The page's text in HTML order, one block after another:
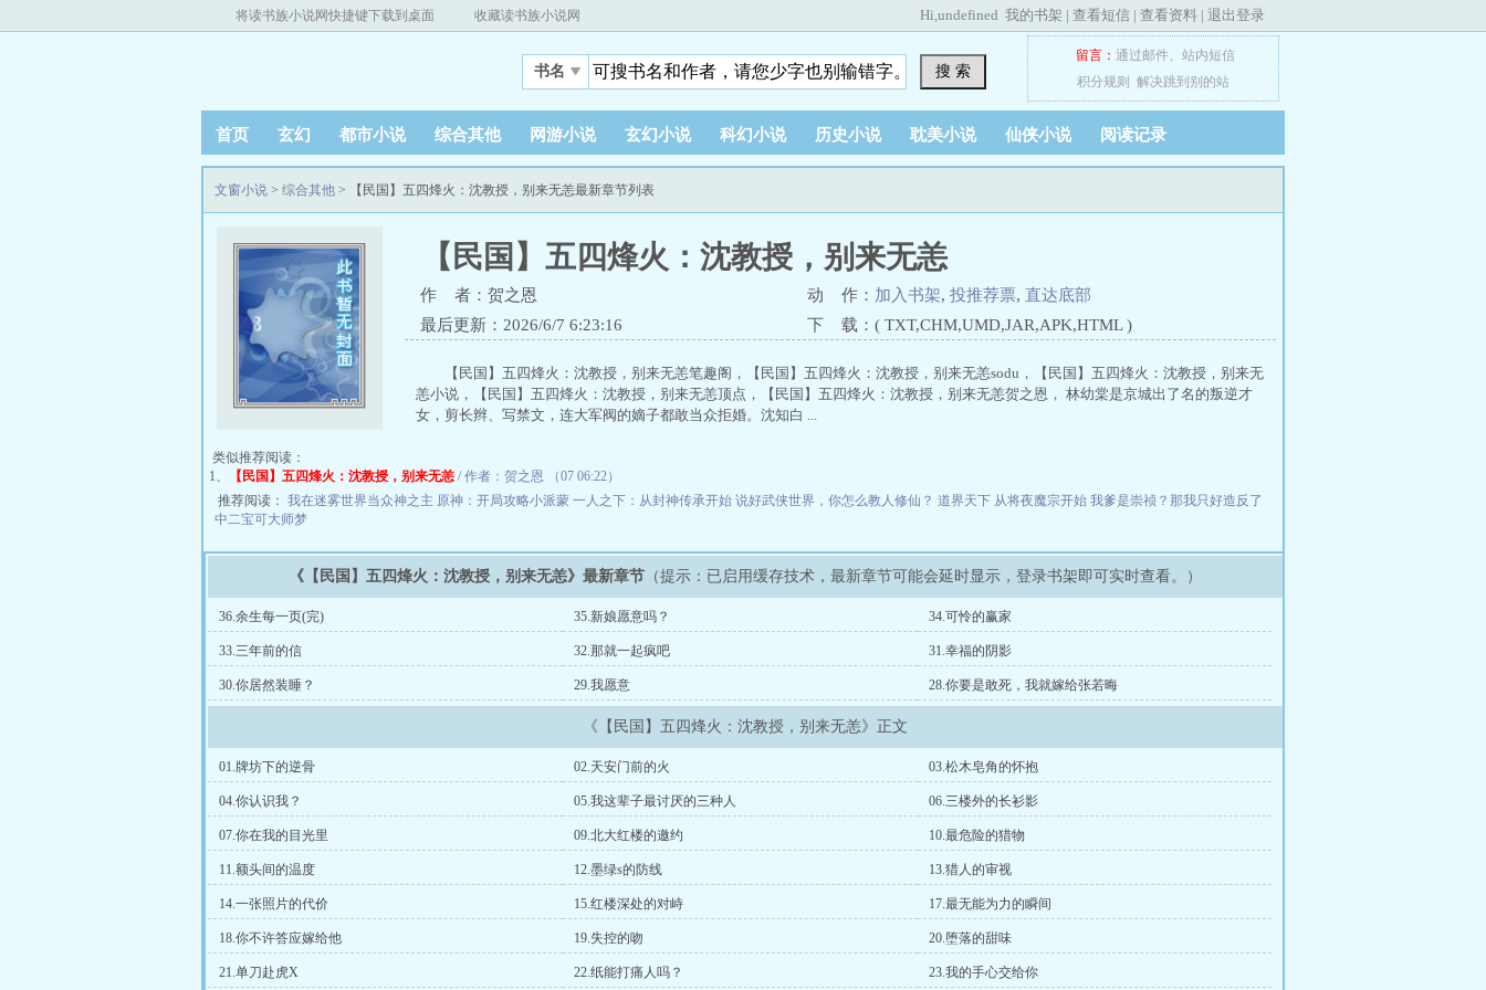
将读书族小说网快捷键下载到桌面 收藏读书族小说网 Hi,undefined 我的书架 | 查看短信 | 查看资料 | 退出登录
书名 搜 索
留言： 通过邮件、 站内短信
积分规则
解决跳到别的站
首页 玄幻 都市小说 综合其他 网游小说 玄幻小说 科幻小说 历史小说 耽美小说 仙侠小说 阅读记录
文窗小说 > 综合其他 > 【民国】五四烽火：沈教授，别来无恙最新章节列表
【民国】五四烽火：沈教授，别来无恙
作 者：贺之恩 动 作： 加入书架, 投推荐票, 直达底部
最后更新：2026/6/7 6:23:16
下 载：( TXT,CHM,UMD,JAR,APK,HTML )
【民国】五四烽火：沈教授，别来无恙笔趣阁，【民国】五四烽火：沈教授，别来无恙sodu，【民国】五四烽火：沈教授，别来无
恙小说，【民国】五四烽火：沈教授，别来无恙顶点，【民国】五四烽火：沈教授，别来无恙贺之恩， 林幼棠是京城出了名的叛逆才
女，剪长辫、写禁文，连大军阀的嫡子都敢当众拒婚。沈知白 ...
类似推荐阅读：
1、
【民国】五四烽火：沈教授，别来无恙 / 作者：贺之恩 （07 06:22）
推荐阅读： 我在迷雾世界当众神之主 原神：开局攻略小派蒙 一人之下：从封神传承开始 说好武侠世界，你怎么教人修仙？ 道界天下 从将夜魔宗开始 我爹是崇祯？那我只好造反了
中二宝可大师梦
《【民国】五四烽火：沈教授，别来无恙》最新章节 （提示：已启用缓存技术，最新章节可能会延时显示，登录书架即可实时查看。）
36.余生每一页(完) 35.新娘愿意吗？ 34.可怜的赢家
33.三年前的信 32.那就一起疯吧 31.幸福的阴影
30.你居然装睡？ 29.我愿意 28.你要是敢死，我就嫁给张若晦
《【民国】五四烽火：沈教授，别来无恙》正文
01.牌坊下的逆骨 02.天安门前的火 03.松木皂角的怀抱
04.你认识我？ 05.我这辈子最讨厌的三种人 06.三楼外的长衫影
07.你在我的目光里 09.北大红楼的邀约 10.最危险的猎物
11.额头间的温度 12.墨绿s的防线 13.猎人的审视
14.一张照片的代价 15.红楼深处的对峙 17.最无能为力的瞬间
18.你不许答应嫁给他 19.失控的吻 20.堕落的甜味
21.单刀赴虎X 22.纸能打痛人吗？ 23.我的手心交给你